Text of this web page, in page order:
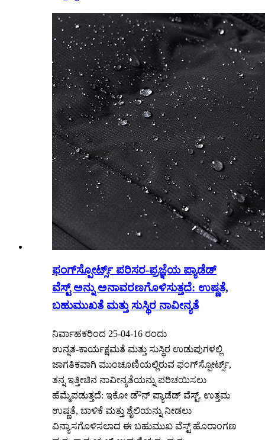
ಫಂಗ್‌ಸ್ಪೋರ್ಟ್ಸ್ ಪರಿಸರ-ಪ್ರಜ್ಞೆಯ ಪ್ಯಾಡೆಡ್
ವೆಸ್ಟ್ ಅನ್ನು ಅನಾವರಣಗೊಳಿಸುತ್ತದೆ: ಉಷ್ಣತೆ,
ಬಹುಮುಖತೆ ಮತ್ತು ಸುಸ್ಥಿರ ನಾವೀನ್ಯತೆ
ನಿರ್ವಾಹಕರಿಂದ 25-04-16 ರಂದು
ಉನ್ನತ-ಕಾರ್ಯಕ್ಷಮತೆ ಮತ್ತು ಸುಸ್ಥಿರ ಉಡುಪುಗಳಲ್ಲಿ
ಜಾಗತಿಕವಾಗಿ ಮುಂಚೂಣಿಯಲ್ಲಿರುವ ಫಂಗ್‌ಸ್ಪೋರ್ಟ್ಸ್,
ತನ್ನ ಇತ್ತೀಚಿನ ನಾವೀನ್ಯತೆಯನ್ನು ಪರಿಚಯಿಸಲು
ಹೆಮ್ಮೆಪಡುತ್ತದೆ: ಇಕೋ ಡೌನ್ ಪ್ಯಾಡೆಡ್ ವೆಸ್ಟ್. ಉತ್ತಮ
ಉಷ್ಣತೆ, ಬಾಳಿಕೆ ಮತ್ತು ಶೈಲಿಯನ್ನು ನೀಡಲು
ವಿನ್ಯಾಸಗೊಳಿಸಲಾದ ಈ ಬಹುಮುಖ ವೆಸ್ಟ್ ಹೊರಾಂಗಣ